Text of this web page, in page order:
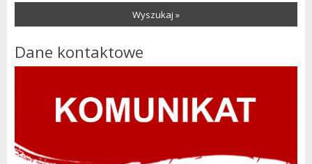
Wyszukaj »
Dane kontaktowe